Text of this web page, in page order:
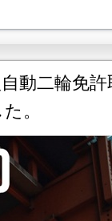
動二輪免
。